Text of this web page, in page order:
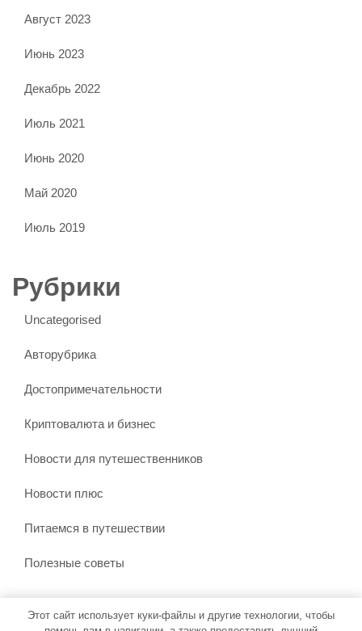
Август 2023
Июнь 2023
Декабрь 2022
Июль 2021
Июнь 2020
Май 2020
Июль 2019
Рубрики
Uncategorised
Авторубрика
Достопримечательности
Криптовалюта и бизнес
Новости для путешественников
Новости плюс
Питаемся в путешествии
Полезные советы
Этот сайт использует куки-файлы и другие технологии, чтобы